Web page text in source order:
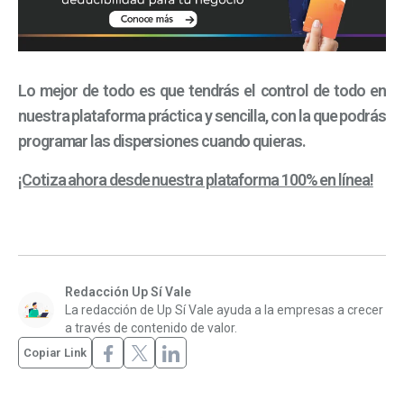
Lo mejor de todo es que tendrás el control de todo en
nuestra plataforma práctica y sencilla, con la que podrás
programar las dispersiones cuando quieras.
¡Cotiza ahora desde nuestra plataforma 100% en línea!
Redacción Up Sí Vale
La redacción de Up Sí Vale ayuda a la empresas a crecer
a través de contenido de valor.
Copiar Link